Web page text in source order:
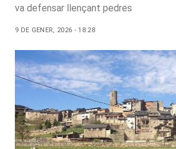
va defensar llençant pedres
9 DE GENER, 2026 - 18:28